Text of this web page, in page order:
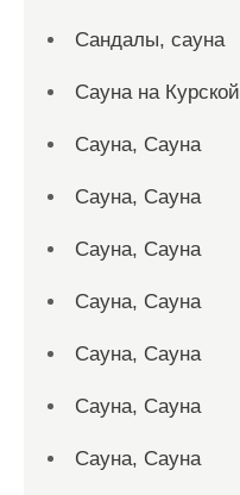
Сандалы, сауна
Сауна на Курской
Сауна, Сауна
Сауна, Сауна
Сауна, Сауна
Сауна, Сауна
Сауна, Сауна
Сауна, Сауна
Сауна, Сауна